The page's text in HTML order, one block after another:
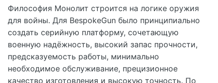
Философия Монолит строится на логике оружия
для войны. Для BespokeGun было принципиально
создать серийную платформу, сочетающую
военную надёжность, высокий запас прочности,
предсказуемость работы, минимально
необходимое обслуживание, прецизионное
качество изготовления и высокую точность. По